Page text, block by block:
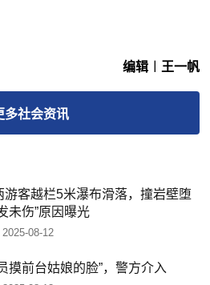
编辑︱王一帆
多社会资讯
游客越栏5米瀑布滑落，撞岩壁堕
未伤”原因曝光
2025-08-12
摸前台姑娘的脸”，警方介入